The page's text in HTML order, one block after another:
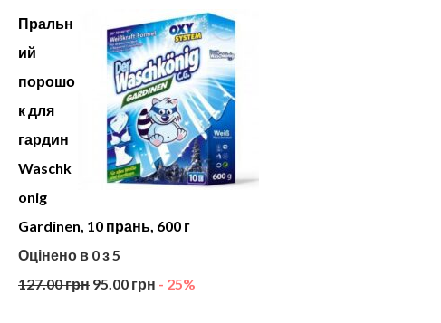
Пральн
ий
порошо
к для
гардин
Waschk
onig
Gardinen, 10 прань, 600 г
Оцінено в 0з 5
127.00грн 95.00 грн - 25%